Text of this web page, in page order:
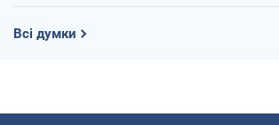
Всі думки